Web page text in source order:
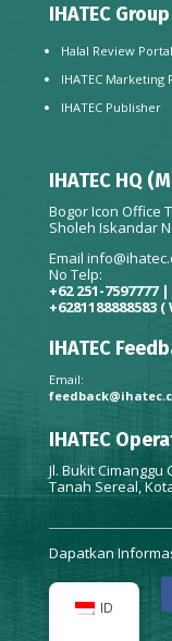
IHATEC Group
Halal Review
IHATEC Marketing
IHATEC Publisher
IHATEC HQ
Bogor Icon Office
Sholeh Iskandar
Email
No Telp:
+62 251-7597777
+6281188888583 (
IHATEC
Email:
IHATEC
Jl. Bukit Cimanggu
Tanah Sereal,
Dapatkan
ID